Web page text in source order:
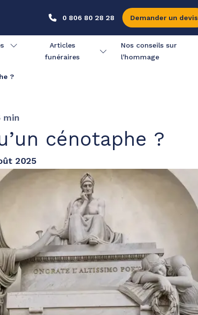
0 806 80 28 28 Demander un devis
Articles
funéraires
Nos conseils sur
l'hommage
?
min
cénotaphe ?
2025